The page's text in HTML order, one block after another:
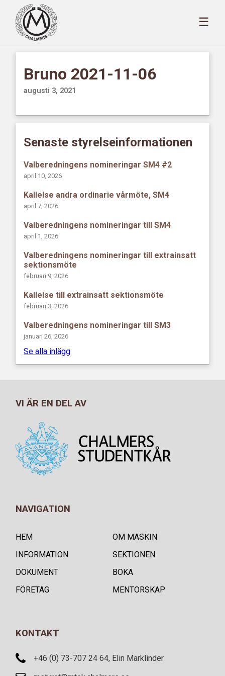
☰
Bruno 2021-11-06
augusti 3, 2021
Senaste styrelseinformationen
Valberedningens nomineringar SM4 #2
april 10, 2026
Kallelse andra ordinarie vårmöte, SM4
april 7, 2026
Valberedningens nomineringar till SM4
april 1, 2026
Valberedningens nomineringar till extrainsatt
sektionsmöte
februari 9, 2026
Kallelse till extrainsatt sektionsmöte
februari 3, 2026
Valberedningens nomineringar till SM3
januari 26, 2026
Se alla inlägg
VI ÄR EN DEL AV
NAVIGATION
HEM
OM MASKIN
INFORMATION
SEKTIONEN
DOKUMENT
BOKA
FÖRETAG
MENTORSKAP
KONTAKT
+46 (0) 73-707 24 64, Elin Marklinder